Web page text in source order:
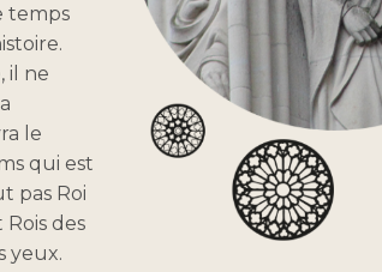
temps
il ne
le
qui est
pas Roi
des
yeux.